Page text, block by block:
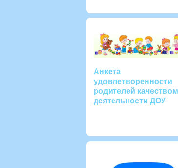
Анкета
удовлетворенности
родителей качеством
деятельности ДОУ